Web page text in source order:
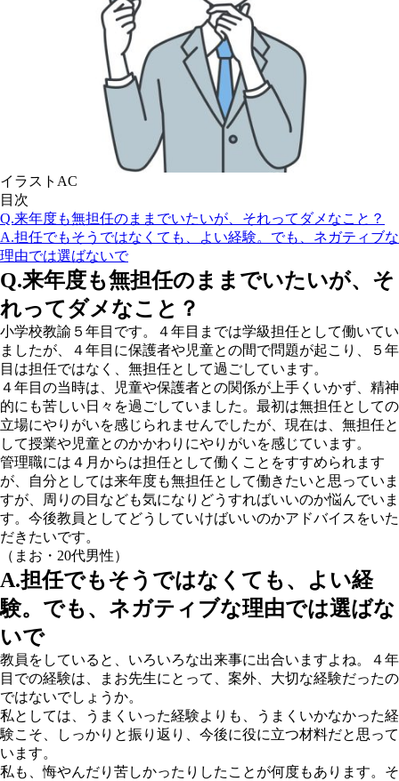
イラストAC
目次
Q.来年度も無担任のままでいたいが、それってダメなこと？
A.担任でもそうではなくても、よい経験。でも、ネガティブな
理由では選ばないで
Q.来年度も無担任のままでいたいが、そ
れってダメなこと？
小学校教諭５年目です。４年目までは学級担任として働いてい
ましたが、４年目に保護者や児童との間で問題が起こり、５年
目は担任ではなく、無担任として過ごしています。
４年目の当時は、児童や保護者との関係が上手くいかず、精神
的にも苦しい日々を過ごしていました。最初は無担任としての
立場にやりがいを感じられませんでしたが、現在は、無担任と
して授業や児童とのかかわりにやりがいを感じています。
管理職には４月からは担任として働くことをすすめられます
が、自分としては来年度も無担任として働きたいと思っていま
すが、周りの目なども気になりどうすればいいのか悩んでいま
す。今後教員としてどうしていけばいいのかアドバイスをいた
だきたいです。
（まお・20代男性）
A.担任でもそうではなくても、よい経
験。でも、ネガティブな理由では選ばな
いで
教員をしていると、いろいろな出来事に出合いますよね。４年
目での経験は、まお先生にとって、案外、大切な経験だったの
ではないでしょうか。
私としては、
うまくいった経験よりも、うまくいかなかった経
験こそ、しっかりと振り返り、今後に役に立つ材料だと思って
います。
私も、悔やんだり苦しかったりしたことが何度もあります。そ